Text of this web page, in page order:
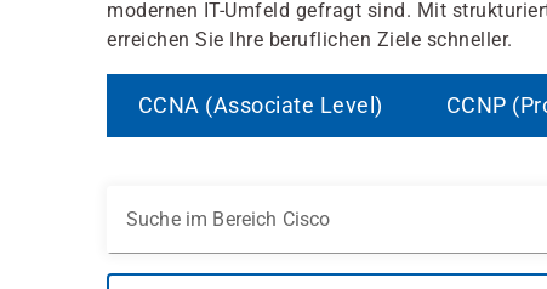
modernen IT-Umfeld gefragt sind. Mit
erreichen Sie Ihre beruflichen Ziele schneller.
CCNA (Associate Level) CCNP
Suche im Bereich Cisco
Datenschutzhinweis